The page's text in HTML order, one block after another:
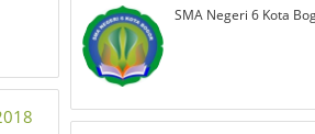
SMA Negeri 6 Kota